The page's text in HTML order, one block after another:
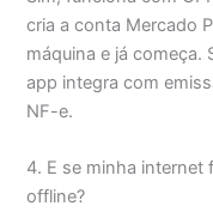
cria a conta Mercado
máquina e já começa.
app integra com
NF-e.
4. E se minha internet
offline?